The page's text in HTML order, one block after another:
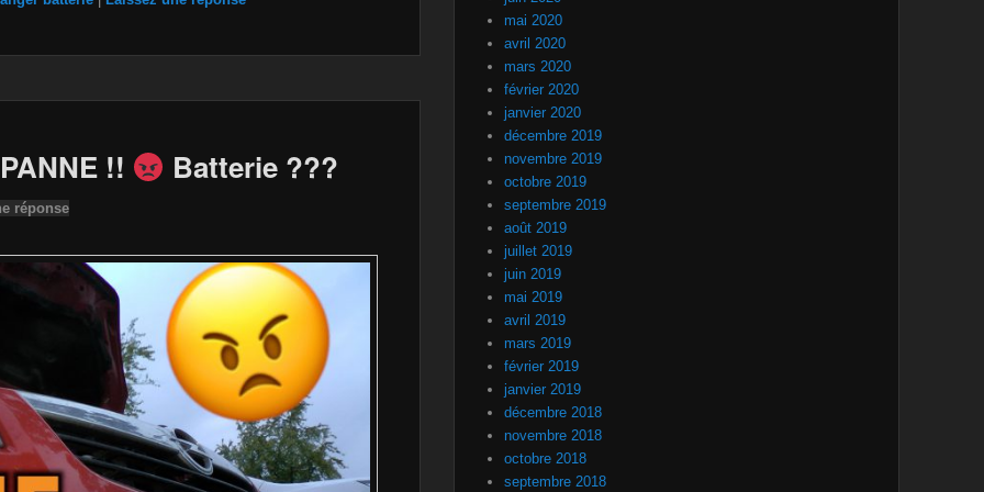
!! Batterie ???
réponse
mai 2020
avril 2020
mars 2020
février 2020
janvier 2020
décembre 2019
novembre 2019
octobre 2019
septembre 2019
août 2019
juillet 2019
juin 2019
mai 2019
avril 2019
mars 2019
février 2019
janvier 2019
décembre 2018
novembre 2018
octobre 2018
septembre 2018